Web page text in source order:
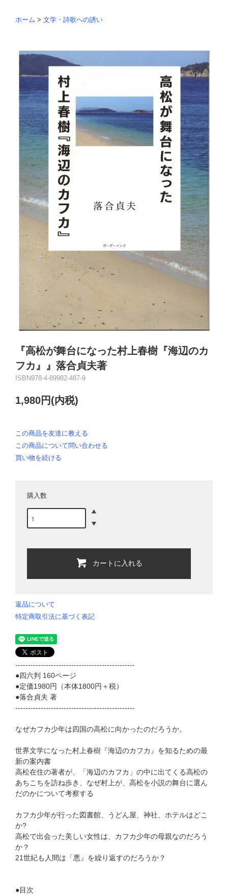
ホーム > 文学・詩歌への誘い
『高松が舞台になった村上春樹『海辺のカ
フカ』』落合貞夫著
ISBN978-4-89982-487-9
1,980円(内税)
この商品を友達に教える
この商品について問い合わせる
買い物を続ける
購入数
カートに入れる
返品について
特定商取引法に基づく表記
-----------------------------------------------
●四六判 160ページ
●定価1980円（本体1800円＋税）
●落合貞夫 著
-----------------------------------------------
なぜカフカ少年は四国の高松に向かったのだろうか。
世界文学になった村上春樹『海辺のカフカ』を知るための最
新の案内書
高松在住の著者が、「海辺のカフカ」の中に出てくる高松の
あちこちを訪ね歩き、なぜ村上が、高松を小説の舞台に選ん
だのかについて考察する
カフカ少年が行った図書館、うどん屋、神社、ホテルはどこ
か?
高松で出会った美しい女性は、カフカ少年の母親なのだろう
か？
21世紀も人間は「悪』を繰り返すのだろうか？
●目次